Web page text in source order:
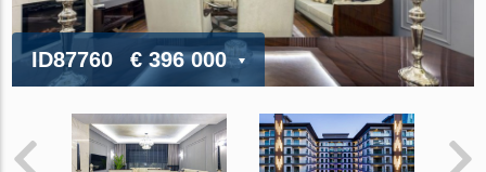
ID87760 € 396 000